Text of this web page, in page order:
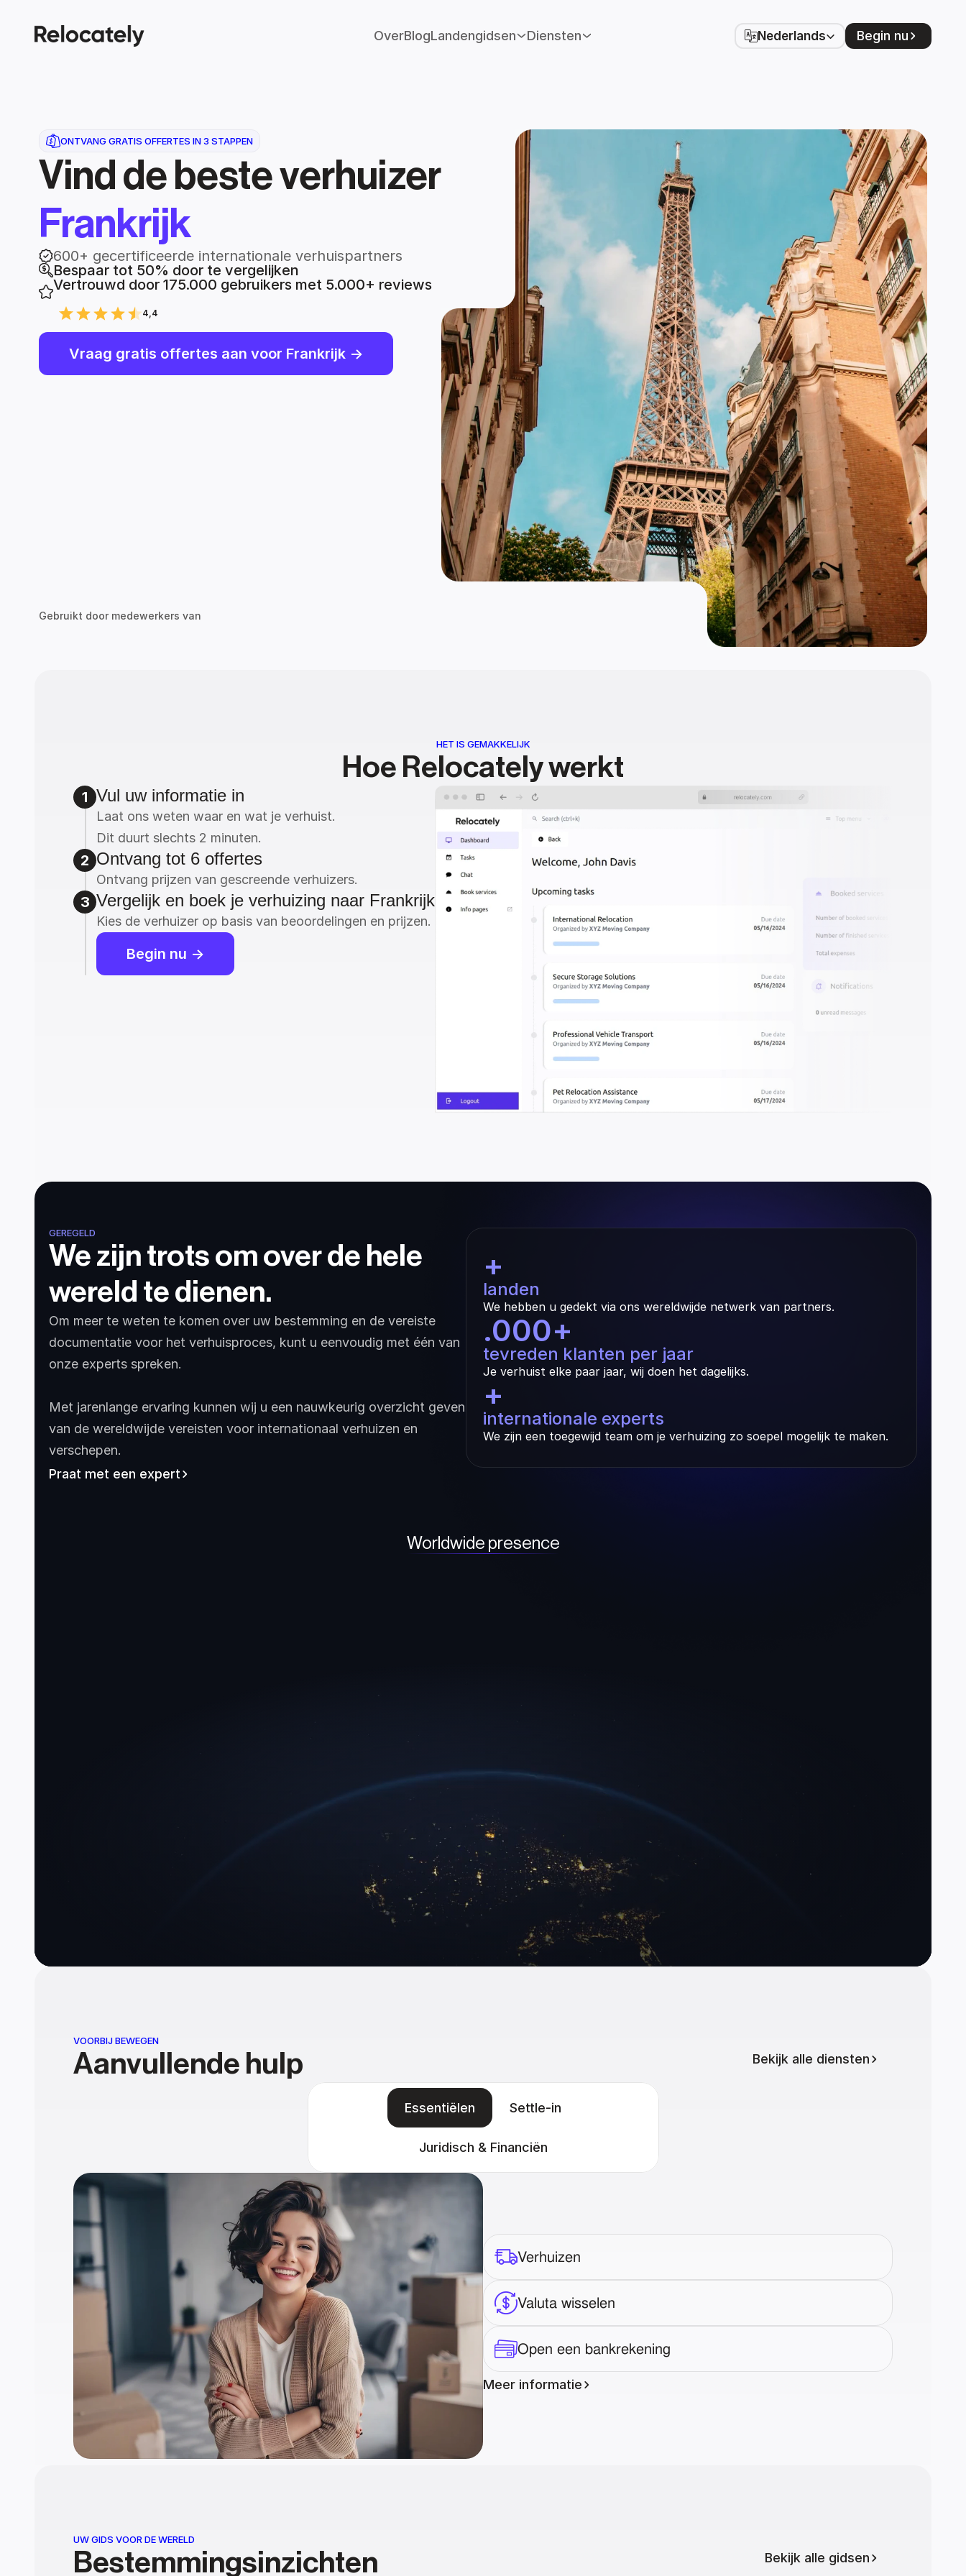
OverBlogLandengidsen Diensten
Select Language
Nederlands Begin nu
ONTVANG GRATIS OFFERTES IN 3 STAPPEN
Vind de beste verhuizer
Frankrijk
600+ gecertificeerde internationale verhuispartners
Bespaar tot 50% door te vergelijken
Vertrouwd door 175.000 gebruikers met 5.000+ reviews
4,4
Vraag gratis offertes aan voor Frankrijk ->
Gebruikt door medewerkers van
HET IS GEMAKKELIJK
Hoe Relocately werkt
1 Vul uw informatie in
Laat ons weten waar en wat je verhuist.
Dit duurt slechts 2 minuten.
2 Ontvang tot 6 offertes
Ontvang prijzen van gescreende verhuizers.
3 Vergelijk en boek je verhuizing naar Frankrijk
Kies de verhuizer op basis van beoordelingen en prijzen.
Begin nu ->
GEREGELD
We zijn trots om over de hele
wereld te dienen.
Om meer te weten te komen over uw bestemming en de vereiste
documentatie voor het verhuisproces, kunt u eenvoudig met één van
onze experts spreken.
Met jarenlange ervaring kunnen wij u een nauwkeurig overzicht geven
van de wereldwijde vereisten voor internationaal verhuizen en
verschepen.
Praat met een expert
+
landen
We hebben u gedekt via ons wereldwijde netwerk van partners.
.000+
tevreden klanten per jaar
Je verhuist elke paar jaar, wij doen het dagelijks.
+
internationale experts
We zijn een toegewijd team om je verhuizing zo soepel mogelijk te maken.
Worldwide presence
VOORBIJ BEWEGEN
Aanvullende hulp Bekijk alle diensten
Essentiëlen Settle-in
Juridisch & Financiën
Verhuizen
Valuta wisselen
Open een bankrekening
Meer informatie
UW GIDS VOOR DE WERELD
Bestemmingsinzichten Bekijk alle gidsen